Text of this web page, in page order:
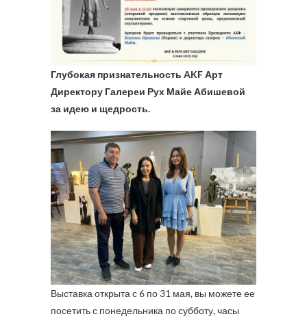
Глубокая признательность AKF Арт
Директору Галереи Рух Майе Абишевой
за идею и щедрость.
Выставка открыта с 6 по 31 мая, вы можете ее
посетить с понедельника по субботу, часы